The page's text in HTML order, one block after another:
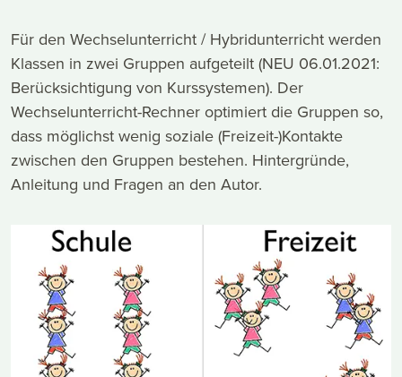
Für den Wechselunterricht / Hybridunterricht werden
Klassen in zwei Gruppen aufgeteilt (NEU 06.01.2021:
Berücksichtigung von Kurssystemen). Der
Wechselunterricht-Rechner optimiert die Gruppen so,
dass möglichst wenig soziale (Freizeit-)Kontakte
zwischen den Gruppen bestehen. Hintergründe,
Anleitung und Fragen an den Autor.